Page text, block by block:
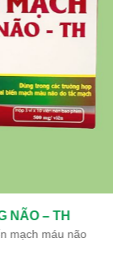
– TH
máu não